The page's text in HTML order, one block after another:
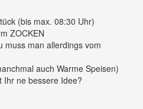
(bis max. 08:30 Uhr)
ZOCKEN
man allerdings vom
auch Warme Speisen)
ne bessere Idee?